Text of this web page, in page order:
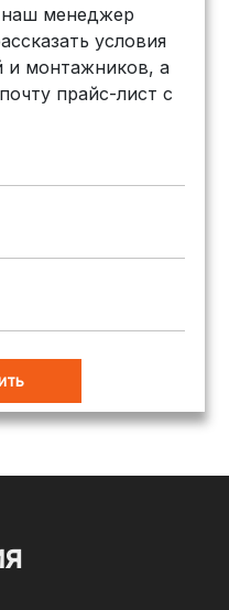
Сроки — от 3
— от500 рублей
подходит
товаров.
о том, чтобы
независимо
и безопасным
от
физическим или
менеджер
условия
и монтажников, а
прайс-лист с